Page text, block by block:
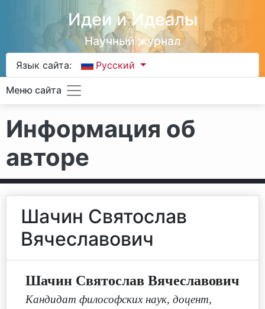
Идеи и Идеалы
Научный журнал
Язык сайта: Русский
Меню сайта
Информация об
авторе
Шачин Святослав
Вячеславович
Шачин Святослав Вячеславович
Кандидат философских наук, доцент,